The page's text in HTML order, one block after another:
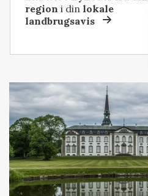
region i dinlokale
landbrugsavis